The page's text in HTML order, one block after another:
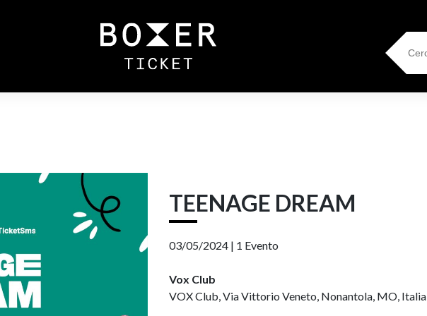
Search
for:
TEENAGE DREAM
03/05/2024 | 1 Evento
Vox Club
VOX Club, Via Vittorio Veneto, Nonantola, MO, Italia